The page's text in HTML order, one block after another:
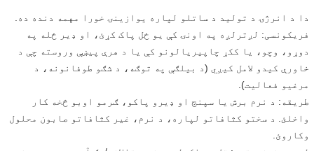
دا د انرژۍ د تولید د ساتلو لپاره یوازینۍ خورا مهمه دنده ده.
فریکونسی: لږترلږه په اونۍ کې یو ځل پاک کړئ، او ډیر ځله په
دوړو، وچو، یا ککړ چاپیریالونو کې یا د هرې پیښې وروسته چې د
خاورې کیدو لامل کیږي (د بیلګې په توګه، د شګو طوفانونه، د
مرغیو فعالیت).
طریقه: د نرم برش یا سپنج او ډیرو پاکو، ګرمو اوبو څخه کار
واخلئ. د سختو کثافاتو لپاره، د نرم، غیر کثافاتو صابون محلول
وکاروئ.